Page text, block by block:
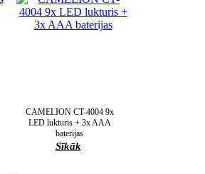
CAMELION CT-4004 9x
LED lukturis + 3x AAA
baterijas
Sīkāk